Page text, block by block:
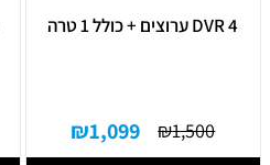
DVR 4 ערוצים + כולל 1 טרה
₪1,500
₪1,099